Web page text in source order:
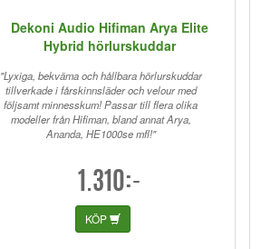
Dekoni Audio Hifiman Arya Elite
Hybrid hörlurskuddar
"Lyxiga, bekväma och hållbara hörlurskuddar
tillverkade i fårskinnsläder och velour med
följsamt minnesskum! Passar till flera olika
modeller från Hifiman, bland annat Arya,
Ananda, HE1000se mfl!"
1.310:-
KÖP